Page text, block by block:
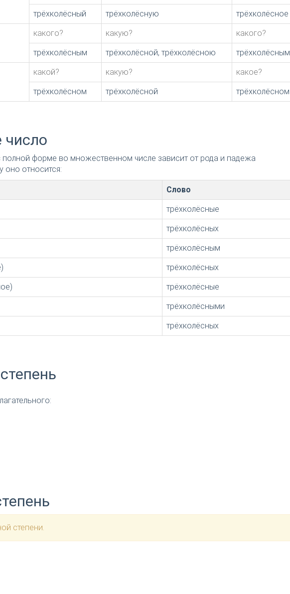
трёхколёсный трёхколёсную трёхколёсное
какого? какую? какого?
трёхколёсным трёхколёсной, трёхколёсною трёхколёсным
какой? какую? какое?
трёхколёсном трёхколёсной трёхколёсном
число
полной форме во множественном числе зависит от рода и падежа
оно относится:
Слово
трёхколёсные
трёхколёсных
трёхколёсным
трёхколёсных
трёхколёсные
трёхколёсными
трёхколёсных
степени.